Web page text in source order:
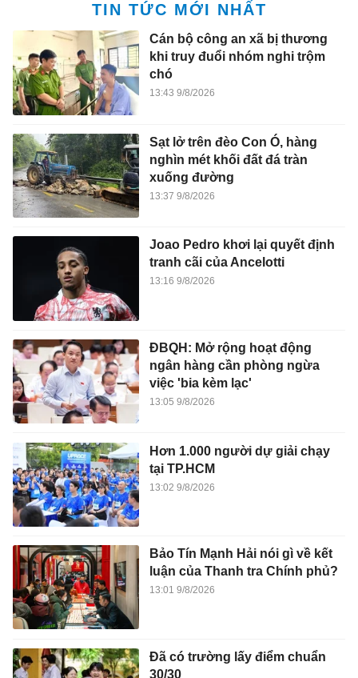
TIN TỨC MỚI NHẤT
Cán bộ công an xã bị thương
khi truy đuổi nhóm nghi trộm
chó
13:43 9/8/2026
Sạt lở trên đèo Con Ó, hàng
nghìn mét khối đất đá tràn
xuống đường
13:37 9/8/2026
Joao Pedro khơi lại quyết định
tranh cãi của Ancelotti
13:16 9/8/2026
ĐBQH: Mở rộng hoạt động
ngân hàng cần phòng ngừa
việc 'bia kèm lạc'
13:05 9/8/2026
Hơn 1.000 người dự giải chạy
tại TP.HCM
13:02 9/8/2026
Bảo Tín Mạnh Hải nói gì về kết
luận của Thanh tra Chính phủ?
13:01 9/8/2026
Đã có trường lấy điểm chuẩn
30/30